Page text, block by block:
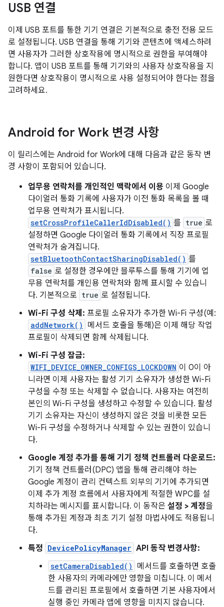
USB 연결
이제 USB 포트를 통한 기기 연결은 기본적으로 충전 전용 모드
로 설정됩니다. USB 연결을 통해 기기와 콘텐츠에 액세스하려
면 사용자가 그러한 상호작용에 명시적으로 권한을 부여해야
합니다. 앱이 USB 포트를 통해 기기와의 사용자 상호작용을 지
원한다면 상호작용이 명시적으로 사용 설정되어야 한다는 점을
고려하세요.
Android for Work 변경 사항
이 릴리스에는 Android for Work에 대해 다음과 같은 동작 변
경 사항이 포함되어 있습니다.
업무용 연락처를 개인적인 맥락에서 이용 이제 Google
다이얼러 통화 기록에 사용자가 이전 통화 목록을 볼 때
업무용 연락처가 표시됩니다.
setCrossProfileCallerIdDisabled() 를 true 로
설정하면 Google 다이얼러 통화 기록에서 직장 프로필
연락처가 숨겨집니다.
setBluetoothContactSharingDisabled() 를
false 로 설정한 경우에만 블루투스를 통해 기기에 업
무용 연락처를 개인용 연락처와 함께 표시할 수 있습니
다. 기본적으로 true 로 설정됩니다.
Wi-Fi 구성 삭제: 프로필 소유자가 추가한 Wi-Fi 구성(예:
addNetwork()
메서드 호출을 통해)은 이제 해당 작업
프로필이 삭제되면 함께 삭제됩니다.
Wi-Fi 구성 잠금:
WIFI_DEVICE_OWNER_CONFIGS_LOCKDOWN 이 0이 아
니라면 이제 사용자는 활성 기기 소유자가 생성한 Wi-Fi
구성을 수정 또는 삭제할 수 없습니다. 사용자는 여전히
본인의 Wi-Fi 구성을 생성하고 수정할 수 있습니다. 활성
기기 소유자는 자신이 생성하지 않은 것을 비롯한 모든
Wi-Fi 구성을 수정하거나 삭제할 수 있는 권한이 있습니
다.
Google 계정 추가를 통해 기기 정책 컨트롤러 다운로드:
기기 정책 컨트롤러(DPC) 앱을 통해 관리해야 하는
Google 계정이 관리 컨텍스트 외부의 기기에 추가되면
이제 추가 계정 흐름에서 사용자에게 적절한 WPC를 설
치하라는 메시지를 표시합니다. 이 동작은 설정 > 계정을
통해 추가된 계정과 최초 기기 설정 마법사에도 적용됩니
다.
특정 DevicePolicyManager API 동작 변경사항:
setCameraDisabled()
메서드를 호출하면 호출
한 사용자의 카메라에만 영향을 미칩니다. 이 메서
드를 관리된 프로필에서 호출하면 기본 사용자에서
실행 중인 카메라 앱에 영향을 미치지 않습니다.